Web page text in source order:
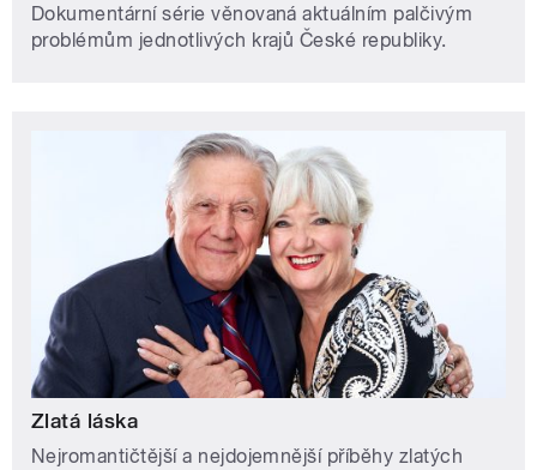
Dokumentární série věnovaná aktuálním palčivým
problémům jednotlivých krajů České republiky.
Zlatá láska
Nejromantičtější a nejdojemnější příběhy zlatých